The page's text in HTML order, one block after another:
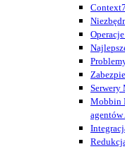
Serwery
Mobbin
agentów